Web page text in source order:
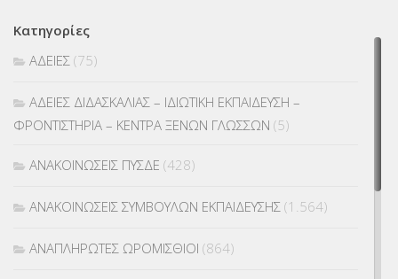
Κατηγορίες
ΑΔΕΙΕΣ (75)
ΑΔΕΙΕΣ ΔΙΔΑΣΚΑΛΙΑΣ – ΙΔΙΩΤΙΚΗ ΕΚΠΑΙΔΕΥΣΗ –
ΦΡΟΝΤΙΣΤΗΡΙΑ – ΚΕΝΤΡΑ ΞΕΝΩΝ ΓΛΩΣΣΩΝ (5)
ΑΝΑΚΟΙΝΩΣΕΙΣ ΠΥΣΔΕ (428)
ΑΝΑΚΟΙΝΩΣΕΙΣ ΣΥΜΒΟΥΛΩΝ ΕΚΠΑΙΔΕΥΣΗΣ (1.564)
ΑΝΑΠΛΗΡΩΤΕΣ ΩΡΟΜΙΣΘΙΟΙ (864)